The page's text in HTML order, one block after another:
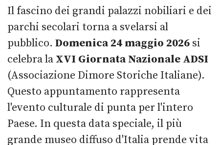
Il fascino dei grandi palazzi nobiliari e dei
parchi secolari torna a svelarsi al
pubblico. Domenica 24 maggio 2026 si
celebra la XVI Giornata Nazionale ADSI
(Associazione Dimore Storiche Italiane).
Questo appuntamento rappresenta
l'evento culturale di punta per l'intero
Paese. In questa data speciale, il più
grande museo diffuso d'Italia prende vita